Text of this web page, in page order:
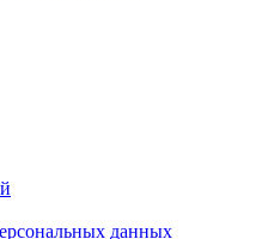
данных